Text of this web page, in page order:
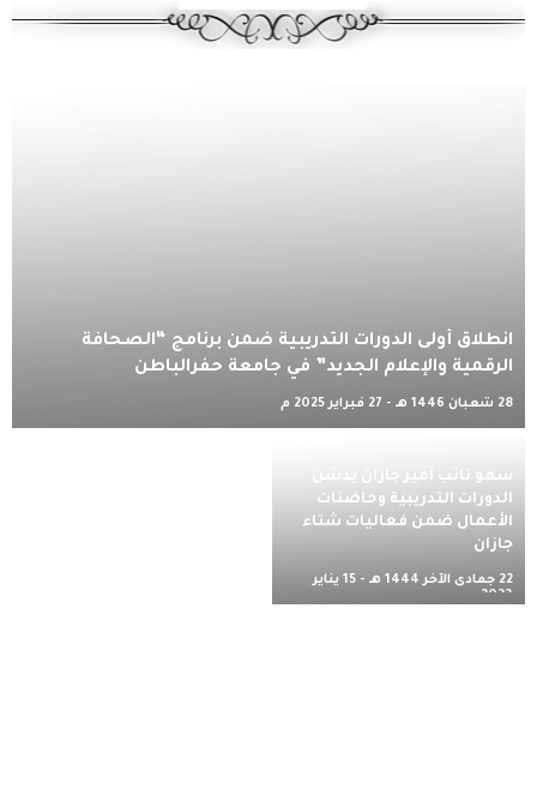
انطلاق أولى الدورات التدريبية ضمن برنامج “الصحافة
الرقمية والإعلام الجديد” في جامعة حفرالباطن
28 شعبان 1446 هـ - 27 فبراير 2025 م
سمو نائب أمير جازان يدشن
الدورات التدريبية وحاضنات
الأعمال ضمن فعاليات شتاء
جازان
22 جمادى الآخر 1444 هـ - 15 يناير
2023 م